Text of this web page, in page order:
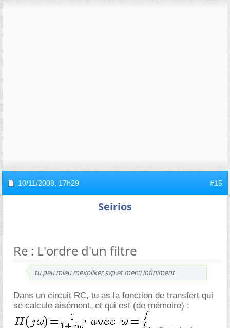
10/11/2008, 17h29 #15
Seirios
Re : L'ordre d'un filtre
tu peu mieu mexpliker svp.et merci infiniment
Dans un circuit RC, tu as la fonction de transfert qui
se calcule aisément, et qui est (de mémoire) :